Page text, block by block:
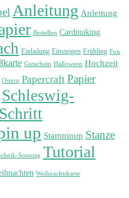
Anleitung Anleitung
Bestellen Cardmaking
Einladung Einsteigen Frühling Fun
Gutschein Halloween Hochzeit
Ostern Papercraft Papier
Schleswig-
up Stampinup Stanze
Sonntag Tutorial
Weihnachtskarte